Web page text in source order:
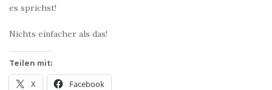
es sprichst!
Nichts einfacher als das!
Teilen mit:
X Facebook